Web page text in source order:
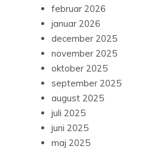
februar 2026
januar 2026
december 2025
november 2025
oktober 2025
september 2025
august 2025
juli 2025
juni 2025
maj 2025